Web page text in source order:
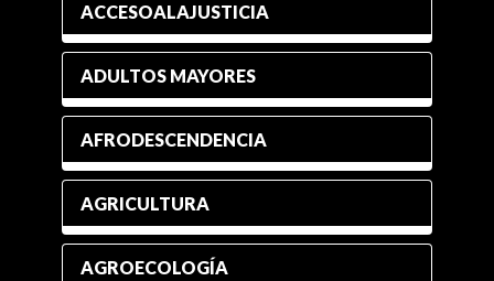
ACCESOALAJUSTICIA
ADULTOS MAYORES
AFRODESCENDENCIA
AGRICULTURA
AGROECOLOGÍA